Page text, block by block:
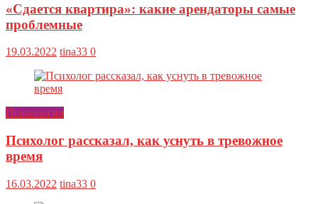
«Сдается квартира»: какие арендаторы самые
проблемные
19.03.2022 tina33 0
Психология
Психолог рассказал, как уснуть в тревожное
время
16.03.2022 tina33 0